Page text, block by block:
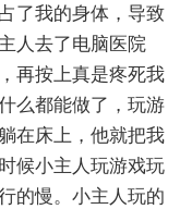
了我的身体，导致
人去了电脑医院
再按上真是疼死我
么都能做了，玩游
在床上，他就把我
候小主人玩游戏玩
的慢。小主人玩的